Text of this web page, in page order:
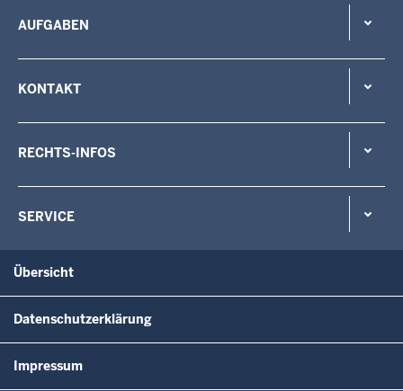
AUFGABEN
KONTAKT
RECHTS-INFOS
SERVICE
Übersicht
Datenschutzerklärung
Impressum